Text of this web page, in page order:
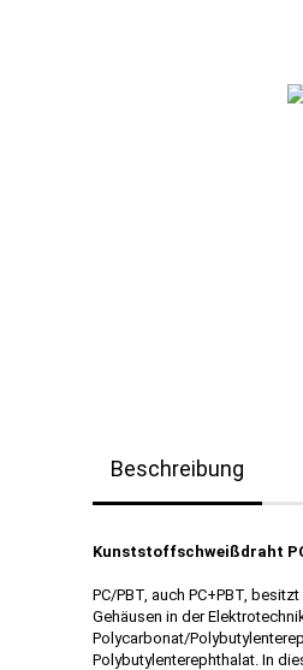
Beschreibung
Kunststoffschweißdraht
PC/PBT, auch PC+PBT,
Gehäusen in der
Polycarbonat/
Polybutylenterephthalat. In